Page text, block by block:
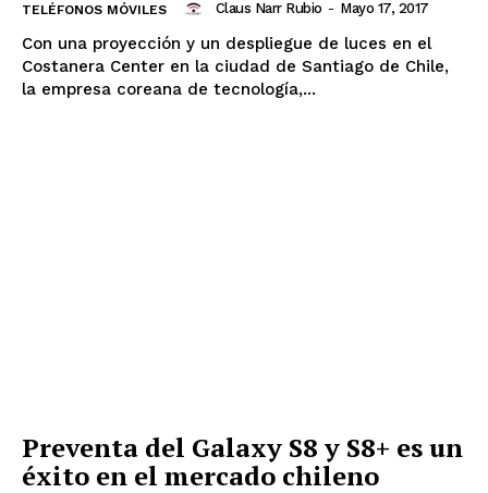
TELÉFONOS MÓVILES Claus Narr Rubio - Mayo 17, 2017
Con una proyección y un despliegue de luces en el
Costanera Center en la ciudad de Santiago de Chile,
la empresa coreana de tecnología,...
Preventa del Galaxy S8 y S8+ es un
éxito en el mercado chileno